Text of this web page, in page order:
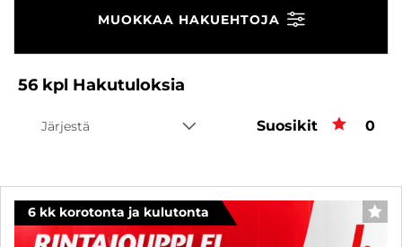
MUOKKAA HAKUEHTOJA
56 kpl Hakutuloksia
Järjestä Suosikit 0
6 kk korotonta ja kulutonta